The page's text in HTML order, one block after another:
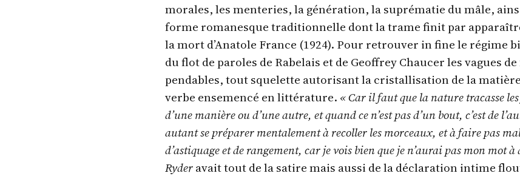
morales, les menteries, la génération, la suprématie du mâle,
forme romanesque traditionnelle dont la trame finit par
la mort d’Anatole France (1924). Pour retrouver in fine le régime
du flot de paroles de Rabelais et de Geoffrey Chaucer les vagues
pendables, tout squelette autorisant la cristallisation de la
verbe ensemencé en littérature. « Car il faut que la nature tracasse
d’une manière ou d’une autre, et quand ce n’est pas d’un bout, c’est de
autant se préparer mentalement à recoller les morceaux, et à faire pas
d’astiquage et de rangement, car je vois bien que je n’aurai pas mon mot
Ryderavait tout de la satire mais aussi de la déclaration intime